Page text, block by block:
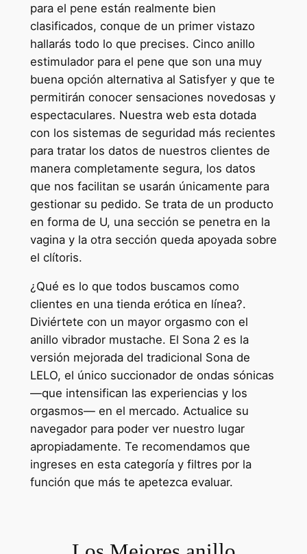
para el pene están realmente bien
clasificados, conque de un primer vistazo
hallarás todo lo que precises. Cinco anillo
estimulador para el pene que son una muy
buena opción alternativa al Satisfyer y que te
permitirán conocer sensaciones novedosas y
espectaculares. Nuestra web esta dotada
con los sistemas de seguridad más recientes
para tratar los datos de nuestros clientes de
manera completamente segura, los datos
que nos facilitan se usarán únicamente para
gestionar su pedido. Se trata de un producto
en forma de U, una sección se penetra en la
vagina y la otra sección queda apoyada sobre
el clítoris.
¿Qué es lo que todos buscamos como
clientes en una tienda erótica en línea?.
Diviértete con un mayor orgasmo con el
anillo vibrador mustache. El Sona 2 es la
versión mejorada del tradicional Sona de
LELO, el único succionador de ondas sónicas
—que intensifican las experiencias y los
orgasmos— en el mercado. Actualice su
navegador para poder ver nuestro lugar
apropiadamente. Te recomendamos que
ingreses en esta categoría y filtres por la
función que más te apetezca evaluar.